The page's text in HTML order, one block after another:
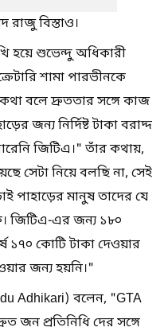
রাজু বিস্তাও।
হয়ে শুভেন্দু অধিকারী
শামা পারভীনকে
বলে দ্রুততার সঙ্গে কাজ
জন্য নির্দিষ্ট টাকা বরাদ্দ
জিটিএ।" তাঁর কথায়,
সেটা নিয়ে বলছি না, সেই
পাহাড়ের মানুষ তাদের যে
জিটিএ-এর জন্য ১৮০
১৭০ কোটি টাকা দেওয়ার
জন্য হয়নি।"
Adhikari) বলেন, "GTA
জন প্রতিনিধি দের সঙ্গে